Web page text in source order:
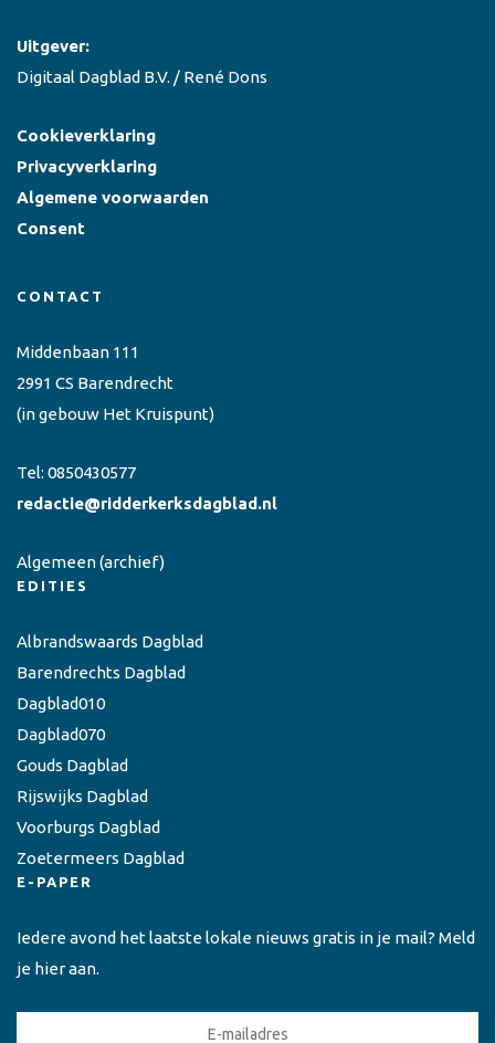
Uitgever:
Digitaal Dagblad B.V. / René Dons
Cookieverklaring
Privacyverklaring
Algemene voorwaarden
Consent
CONTACT
Middenbaan 111
2991 CS Barendrecht
(in gebouw Het Kruispunt)
Tel: 0850430577
redactie@ridderkerksdagblad.nl
Algemeen(archief)
EDITIES
Albrandswaards Dagblad
Barendrechts Dagblad
Dagblad010
Dagblad070
Gouds Dagblad
Rijswijks Dagblad
Voorburgs Dagblad
Zoetermeers Dagblad
E-PAPER
Iedere avond het laatste lokale nieuws gratis in je mail? Meld
je hier aan.